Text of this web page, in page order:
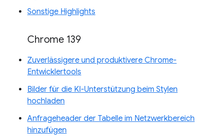
Sonstige Highlights
Chrome 139
Zuverlässigere und produktivere Chrome-
Entwicklertools
Bilder für die KI-Unterstützung beim Stylen
hochladen
Anfrageheader der Tabelle im Netzwerkbereich
hinzufügen